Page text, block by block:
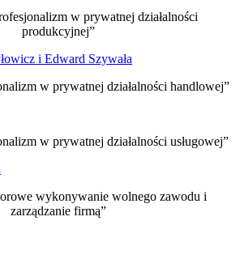
w prywatnej działalności
produkcyjnej”
i Edward Szywała
w prywatnej działalności handlowej”
w prywatnej działalności usługowej”
wykonywanie wolnego zawodu i
zarządzanie firmą”